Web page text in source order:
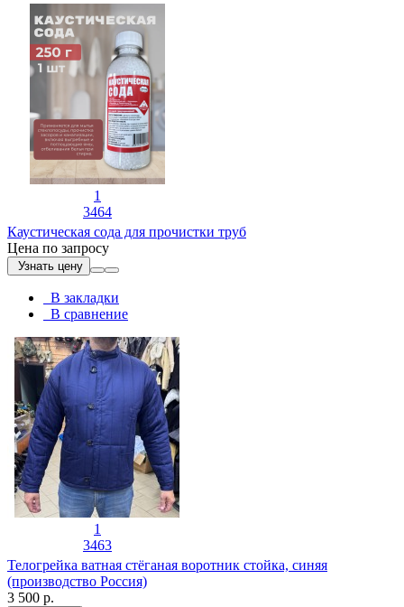
1
3464
Каустическая сода для прочистки труб
Цена по запросу
Узнать цену
В закладки
В сравнение
1
3463
Телогрейка ватная стёганая воротник стойка, синяя
(производство Россия)
3 500 р.